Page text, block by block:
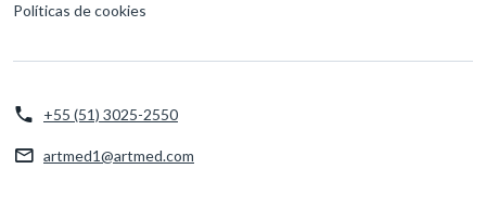
Políticas de cookies
+55 (51) 3025-2550
artmed1@artmed.com